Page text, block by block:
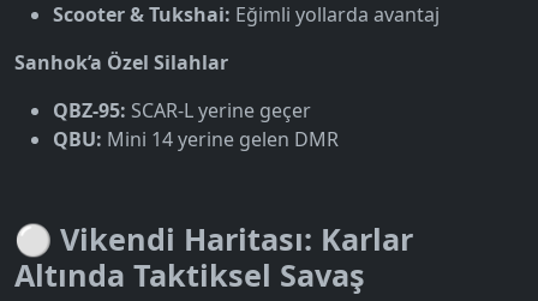
Scooter & Tukshai: Eğimli yollarda avantaj
Sanhok’a Özel Silahlar
QBZ-95: SCAR-L yerine geçer
QBU: Mini 14 yerine gelen DMR
⚪ Vikendi Haritası: Karlar
Altında Taktiksel Savaş